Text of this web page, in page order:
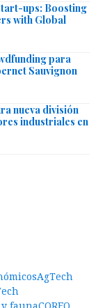
ups: Boosting
with Global
para
Sauvignon
nueva división
industriales en
AgTech
faunaCORFO